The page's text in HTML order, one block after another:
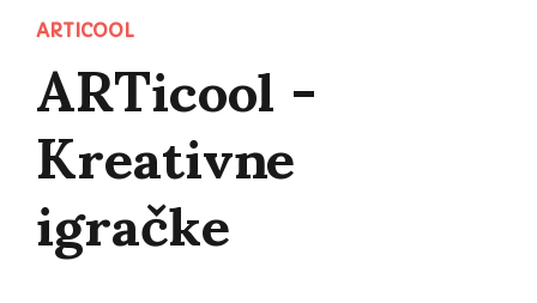
ARTICOOL
ARTicool -
Kreativne
igračke